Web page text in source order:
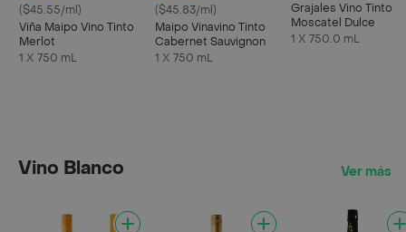
($45.55/ml)
Viña Maipo Vino Tinto
Merlot
1 X 750 mL
($45.83/ml)
Maipo Vinavino Tinto
Cabernet Sauvignon
1 X 750 mL
Grajales Vino Tinto
Moscatel Dulce
1 X 750.0 mL
Vino Blanco Ver más